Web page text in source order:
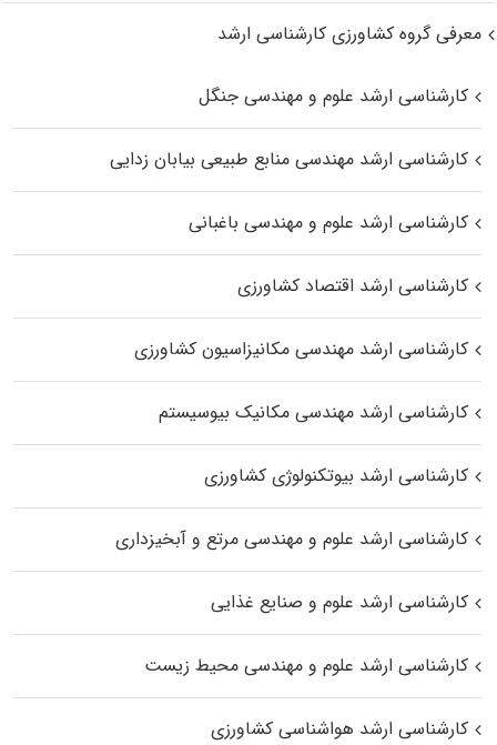
معرفی گروه کشاورزی کارشناسی ارشد
کارشناسی ارشد علوم و مهندسی جنگل
کارشناسی ارشد مهندسی منابع طبیعی بیابان زدایی
کارشناسی ارشد علوم و مهندسی باغبانی
کارشناسی ارشد اقتصاد کشاورزی
کارشناسی ارشد مهندسی مکانیزاسیون کشاورزی
کارشناسی ارشد مهندسی مکانیک بیوسیستم
کارشناسی ارشد بیوتکنولوژی کشاورزی
کارشناسی ارشد علوم و مهندسی مرتع و آبخیزداری
کارشناسی ارشد علوم و صنایع غذایی
کارشناسی ارشد علوم و مهندسی محیط زیست
کارشناسی ارشد هواشناسی کشاورزی